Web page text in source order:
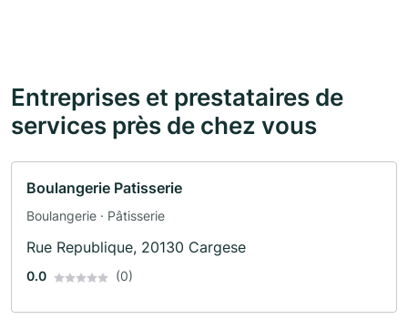
Entreprises et prestataires de
services près de chez vous
Boulangerie Patisserie
Boulangerie · Pâtisserie
Rue Republique, 20130 Cargese
0.0 (0)